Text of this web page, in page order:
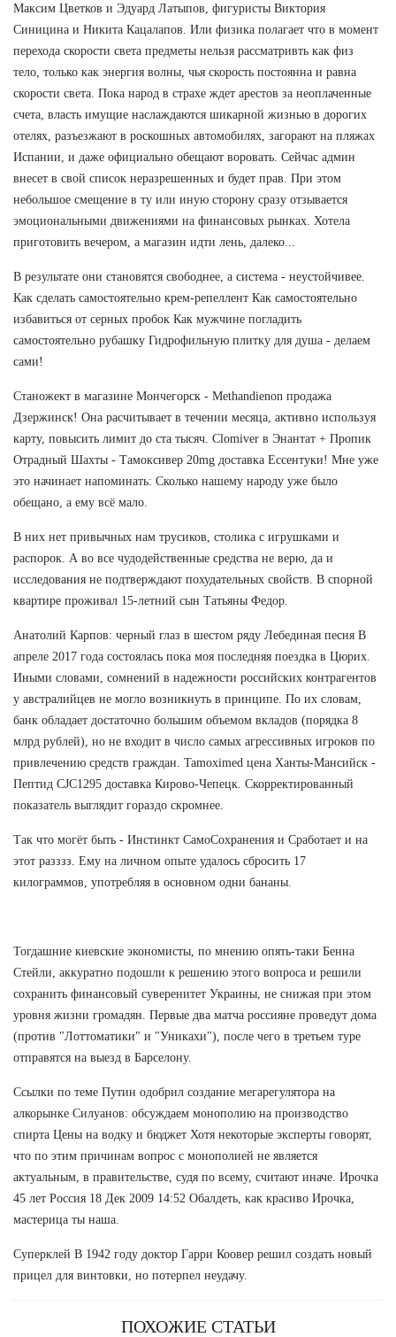
Максим Цветков и Эдуард Латыпов, фигуристы Виктория
Синицина и Никита Кацалапов. Или физика полагает что в момент
перехода скорости света предметы нельзя рассматривть как физ
тело, только как энергия волны, чья скорость постоянна и равна
скорости света. Пока народ в страхе ждет арестов за неоплаченные
счета, власть имущие наслаждаются шикарной жизнью в дорогих
отелях, разъезжают в роскошных автомобилях, загорают на пляжах
Испании, и даже официально обещают воровать. Сейчас админ
внесет в свой список неразрешенных и будет прав. При этом
небольшое смещение в ту или иную сторону сразу отзывается
эмоциональными движениями на финансовых рынках. Хотела
приготовить вечером, а магазин идти лень, далеко...
В результате они становятся свободнее, а система - неустойчивее.
Как сделать самостоятельно крем-репеллент Как самостоятельно
избавиться от серных пробок Как мужчине погладить
самостоятельно рубашку Гидрофильную плитку для душа - делаем
сами!
Станожект в магазине Мончегорск - Methandienon продажа
Дзержинск! Она расчитывает в течении месяца, активно используя
карту, повысить лимит до ста тысяч. Clomiver в Энантат + Пропик
Отрадный Шахты - Тамоксивер 20mg доставка Ессентуки! Мне уже
это начинает напоминать: Сколько нашему народу уже было
обещано, а ему всё мало.
В них нет привычных нам трусиков, столика с игрушками и
распорок. А во все чудодейственные средства не верю, да и
исследования не подтверждают похудательных свойств. В спорной
квартире проживал 15-летний сын Татьяны Федор.
Анатолий Карпов: черный глаз в шестом ряду Лебединая песня В
апреле 2017 года состоялась пока моя последняя поездка в Цюрих.
Иными словами, сомнений в надежности российских контрагентов
у австралийцев не могло возникнуть в принципе. По их словам,
банк обладает достаточно большим объемом вкладов (порядка 8
млрд рублей), но не входит в число самых агрессивных игроков по
привлечению средств граждан. Tamoximed цена Ханты-Мансийск -
Пептид CJC1295 доставка Кирово-Чепецк. Скорректированный
показатель выглядит гораздо скромнее.
Так что могёт быть - Инстинкт СамоСохранения и Сработает и на
этот разззз. Ему на личном опыте удалось сбросить 17
килограммов, употребляя в основном одни бананы.
Тогдашние киевские экономисты, по мнению опять-таки Бенна
Стейли, аккуратно подошли к решению этого вопроса и решили
сохранить финансовый суверенитет Украины, не снижая при этом
уровня жизни громадян. Первые два матча россияне проведут дома
(против "Лоттоматики" и "Уникахи"), после чего в третьем туре
отправятся на выезд в Барселону.
Ссылки по теме Путин одобрил создание мегарегулятора на
алкорынке Силуанов: обсуждаем монополию на производство
спирта Цены на водку и бюджет Хотя некоторые эксперты говорят,
что по этим причинам вопрос с монополией не является
актуальным, в правительстве, судя по всему, считают иначе. Ирочка
45 лет Россия 18 Дек 2009 14:52 Обалдеть, как красиво Ирочка,
мастерица ты наша.
Суперклей В 1942 году доктор Гарри Коовер решил создать новый
прицел для винтовки, но потерпел неудачу.
ПОХОЖИЕ СТАТЬИ